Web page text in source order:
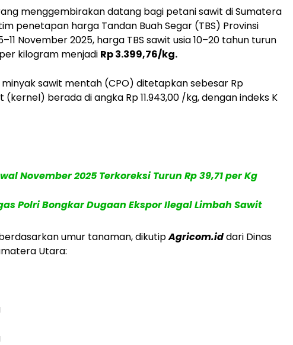
menggembirakan datang bagi petani sawit di Sumatera
penetapan harga Tandan Buah Segar (TBS) Provinsi
November 2025, harga TBS sawit usia 10–20 tahun turun
kilogram menjadi Rp 3.399,76/kg.
sawit mentah (CPO) ditetapkan sebesar Rp
(kernel) berada di angka Rp 11.943,00 /kg, dengan indeks K
November 2025 Terkoreksi Turun Rp 39,71 per Kg
Polri Bongkar Dugaan Ekspor Ilegal Limbah Sawit
umur tanaman, dikutipAgricom.iddari Dinas
Utara: